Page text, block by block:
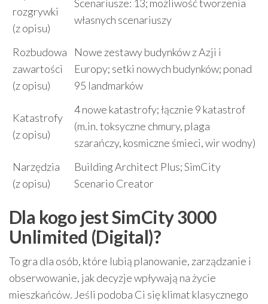
rozgrywki
(z opisu)
Scenariusze: 13; możliwość tworzenia
własnych scenariuszy
Rozbudowa
zawartości
(z opisu)
Nowe zestawy budynków z Azji i
Europy; setki nowych budynków; ponad
95 landmarków
Katastrofy
(z opisu)
4 nowe katastrofy; łącznie 9 katastrof
(m.in. toksyczne chmury, plaga
szarańczy, kosmiczne śmieci, wir wodny)
Narzędzia
(z opisu)
Building Architect Plus; SimCity
Scenario Creator
Dla kogo jest SimCity 3000
Unlimited (Digital)?
To gra dla osób, które lubią planowanie, zarządzanie i
obserwowanie, jak decyzje wpływają na życie
mieszkańców. Jeśli podoba Ci się klimat klasycznego